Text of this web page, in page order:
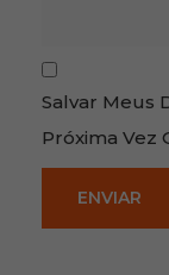
Salvar Meus
Próxima Vez